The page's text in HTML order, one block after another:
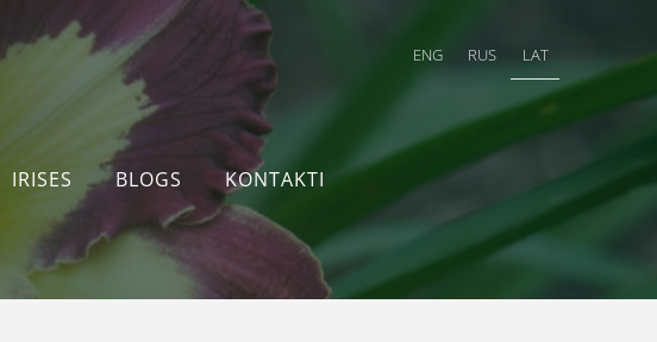
ENG RUS LAT
IRISES BLOGS KONTAKTI